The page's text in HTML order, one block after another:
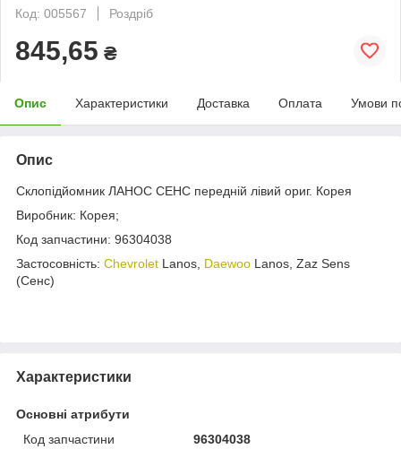
Код: 005567
Роздріб
845,65 ₴
Опис Характеристики Доставка Оплата Умови
Опис
Склопідйомник ЛАНОС СЕНС передній лівий ориг. Корея
Виробник: Корея;
Код запчастини: 96304038
Застосовність: Chevrolet Lanos, Daewoo Lanos, Zaz Sens
(Сенс)
Характеристики
Основні атрибути
Код запчастини
96304038